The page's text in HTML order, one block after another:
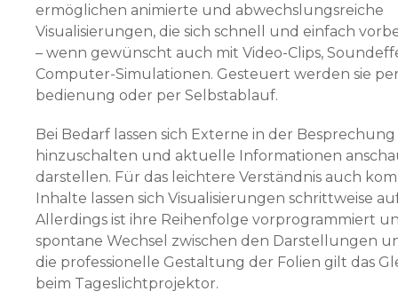
ermöglichen animierte und abwechslungsreiche
Visualisierungen, die sich schnell und einfach
– wenn gewünscht auch mit Video-Clips,
Computer-Simulationen. Gesteuert werden sie
bedienung oder per Selbstablauf.
Bei Bedarf lassen sich Externe in der
hinzuschalten und aktuelle Informationen
darstellen. Für das leichtere Verständnis auch
Inhalte lassen sich Visualisierungen schrittweise
Allerdings ist ihre Reihenfolge vorprogrammiert
spontane Wechsel zwischen den Darstellungen
die professionelle Gestaltung der Folien gilt das
beim Tageslichtprojektor.